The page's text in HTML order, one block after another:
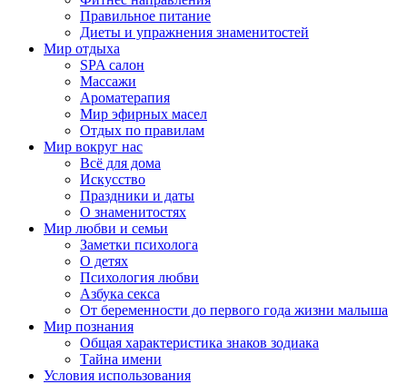
Правильное питание
Диеты и упражнения знаменитостей
Мир отдыха
SPA салон
Массажи
Ароматерапия
Мир эфирных масел
Отдых по правилам
Мир вокруг нас
Всё для дома
Искусство
Праздники и даты
О знаменитостях
Мир любви и семьи
Заметки психолога
О детях
Психология любви
Азбука секса
От беременности до первого года жизни малыша
Мир познания
Общая характеристика знаков зодиака
Тайна имени
Условия использования